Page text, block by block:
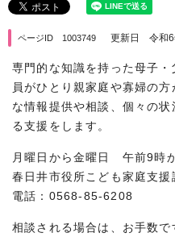
ページID 1003749 更新日 令和6
専門的な知識を持った母子
員がひとり親家庭や寡婦の
な情報提供や相談、個々の
る支援をします。
月曜日から金曜日 午前9時
春日井市役所こども家庭支援
電話：0568-85-6208
相談される場合は、お手数で